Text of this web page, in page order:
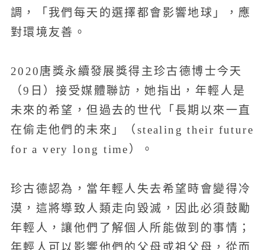
調，「我們每天的選擇都會影響地球」，應
對環境友善。
2020唐獎永續發展獎得主珍古德博士今天
（9日）接受媒體聯訪，她指出，年輕人是
未來的希望，但過去的世代「長期以來一直
在偷走他們的未來」（stealing their future
for a very long time）。
珍古德認為，當年輕人失去希望時會變得冷
漠，這將導致人類走向毀滅，因此必須鼓勵
年輕人，讓他們了解個人所能做到的事情；
年輕人可以影響他們的父母或祖父母，從而